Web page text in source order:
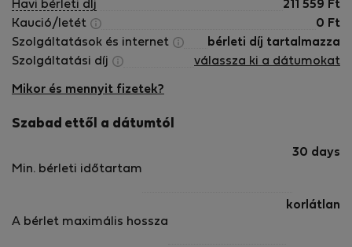
Havi bérleti dÍj 211 559 Ft
Kaució/letét
0 Ft
Szolgáltatások és internet
bérleti díj tartalmazza
Szolgáltatási díj
válassza ki a dátumokat
Mikor és mennyit fizetek?
Szabad ettől a dátumtól
Min. bérleti időtartam
30 days
A bérlet maximális hossza
korlátlan